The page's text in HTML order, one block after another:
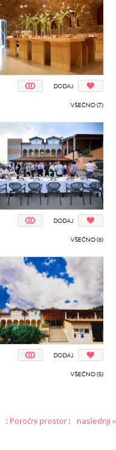
DODAJ
VŠEČNO (7)
DODAJ
VŠEČNO (6)
DODAJ
VŠEČNO (5)
: Poročni prostor : naslednji »